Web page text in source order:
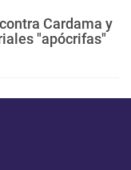
Cardama y
"apócrifas"